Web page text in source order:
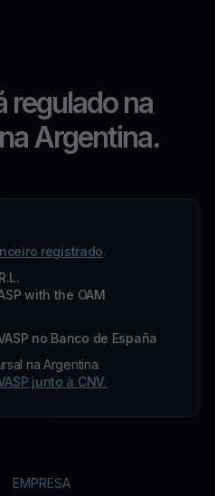
regulado na
Argentina.
registrado
with the OAM
no Banco de España
na Argentina.
junto à CNV.
EMPRESA